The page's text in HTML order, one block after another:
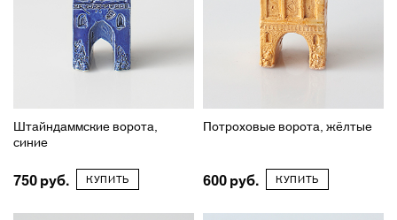
Штайндаммские ворота,
синие
750 КУПИТЬ
Потроховые ворота, жёлтые
600 КУПИТЬ